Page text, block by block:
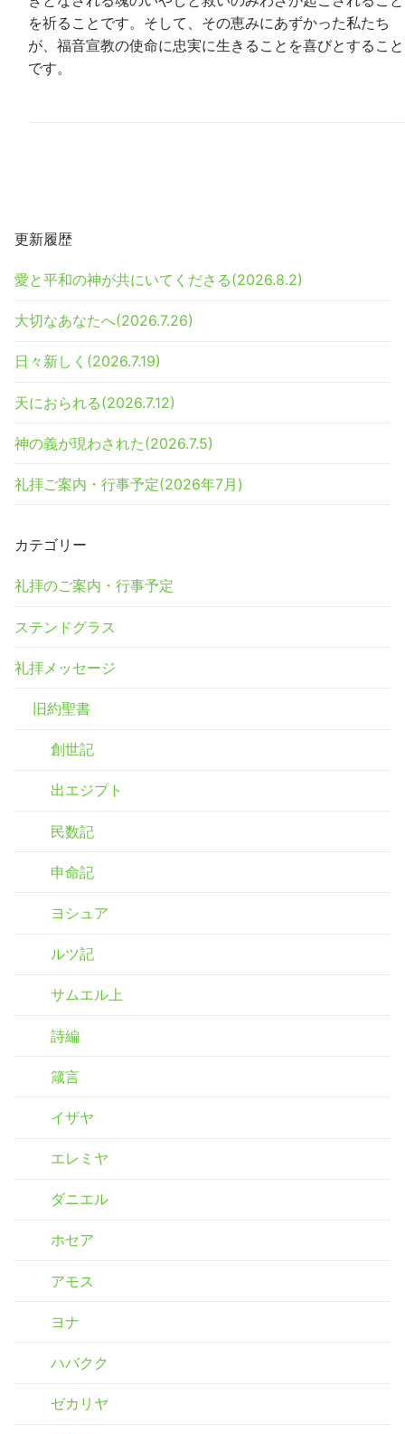
を祈ることです。そして、その恵みにあずかった私たち
が、福音宣教の使命に忠実に生きることを喜びとすること
です。
更新履歴
愛と平和の神が共にいてくださる(2026.8.2)
大切なあなたへ(2026.7.26)
日々新しく(2026.7.19)
天におられる(2026.7.12)
神の義が現わされた(2026.7.5)
礼拝ご案内・行事予定(2026年7月)
カテゴリー
礼拝のご案内・行事予定
ステンドグラス
礼拝メッセージ
旧約聖書
創世記
出エジプト
民数記
申命記
ヨシュア
ルツ記
サムエル上
詩編
箴言
イザヤ
エレミヤ
ダニエル
ホセア
アモス
ヨナ
ハバクク
ゼカリヤ